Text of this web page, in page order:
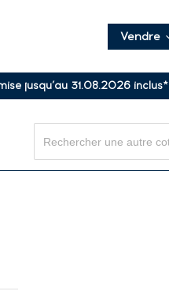
Vendre
jusqu’au 31.08.2026 inclus*